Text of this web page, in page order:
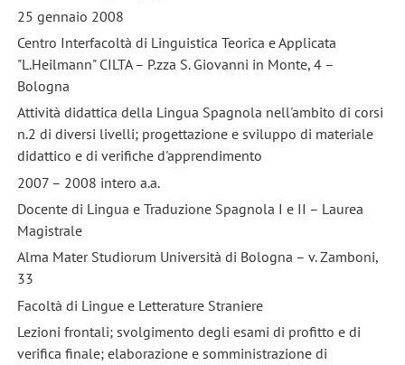
25 gennaio 2008
Centro Interfacoltà di Linguistica Teorica e Applicata
"L.Heilmann" CILTA – P.zza S. Giovanni in Monte, 4 –
Bologna
Attività didattica della Lingua Spagnola nell'ambito di corsi
n.2 di diversi livelli; progettazione e sviluppo di materiale
didattico e di verifiche d'apprendimento
2007 – 2008 intero a.a.
Docente di Lingua e Traduzione Spagnola I e II – Laurea
Magistrale
Alma Mater Studiorum Università di Bologna – v. Zamboni,
33
Facoltà di Lingue e Letterature Straniere
Lezioni frontali; svolgimento degli esami di profitto e di
verifica finale; elaborazione e somministrazione di